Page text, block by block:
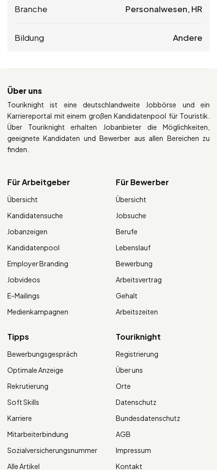
Branche Personalwesen, HR
Bildung Andere
Über uns
Touriknight ist eine deutschlandweite Jobbörse und ein
Karriereportal mit einem großen Kandidatenpool für Touristik.
Über Touriknight erhalten Jobanbieter die Möglichkeiten,
geeignete Kandidaten und Bewerber aus allen Bereichen zu
finden.
Für Arbeitgeber
Übersicht
Kandidatensuche
Jobanzeigen
Kandidatenpool
Employer Branding
Jobvideos
E-Mailings
Medienkampagnen
Für Bewerber
Übersicht
Jobsuche
Berufe
Lebenslauf
Bewerbung
Arbeitsvertrag
Gehalt
Arbeitszeiten
Tipps
Bewerbungsgespräch
Optimale Anzeige
Rekrutierung
Soft Skills
Karriere
Mitarbeiterbindung
Sozialversicherungsnummer
Alle Artikel
Touriknight
Registrierung
Über uns
Orte
Datenschutz
Bundesdatenschutz
AGB
Impressum
Kontakt